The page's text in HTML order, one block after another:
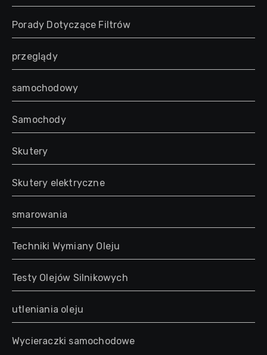
Porady Dotyczące Filtrów
przeglądy
samochodowy
Samochody
Skutery
Skutery elektryczne
smarowania
Techniki Wymiany Oleju
Testy Olejów Silnikowych
utleniania oleju
Wycieraczki samochodowe